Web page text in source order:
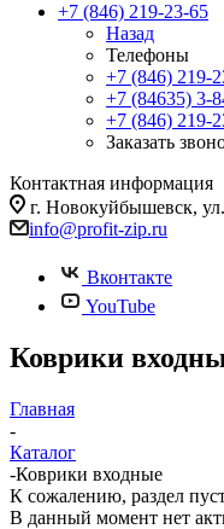
+7 (846) 219-23-65
Назад
Телефоны
+7 (846) 219-
+7 (84635) 3-
+7 (846) 219-
Заказать
Контактная информация
г. Новокуйбышевск,
info@profit-zip.ru
Вконтакте
YouTube
Коврики
Главная
-
Каталог
-Коврики входные
К сожалению, раздел
В данный момент нет